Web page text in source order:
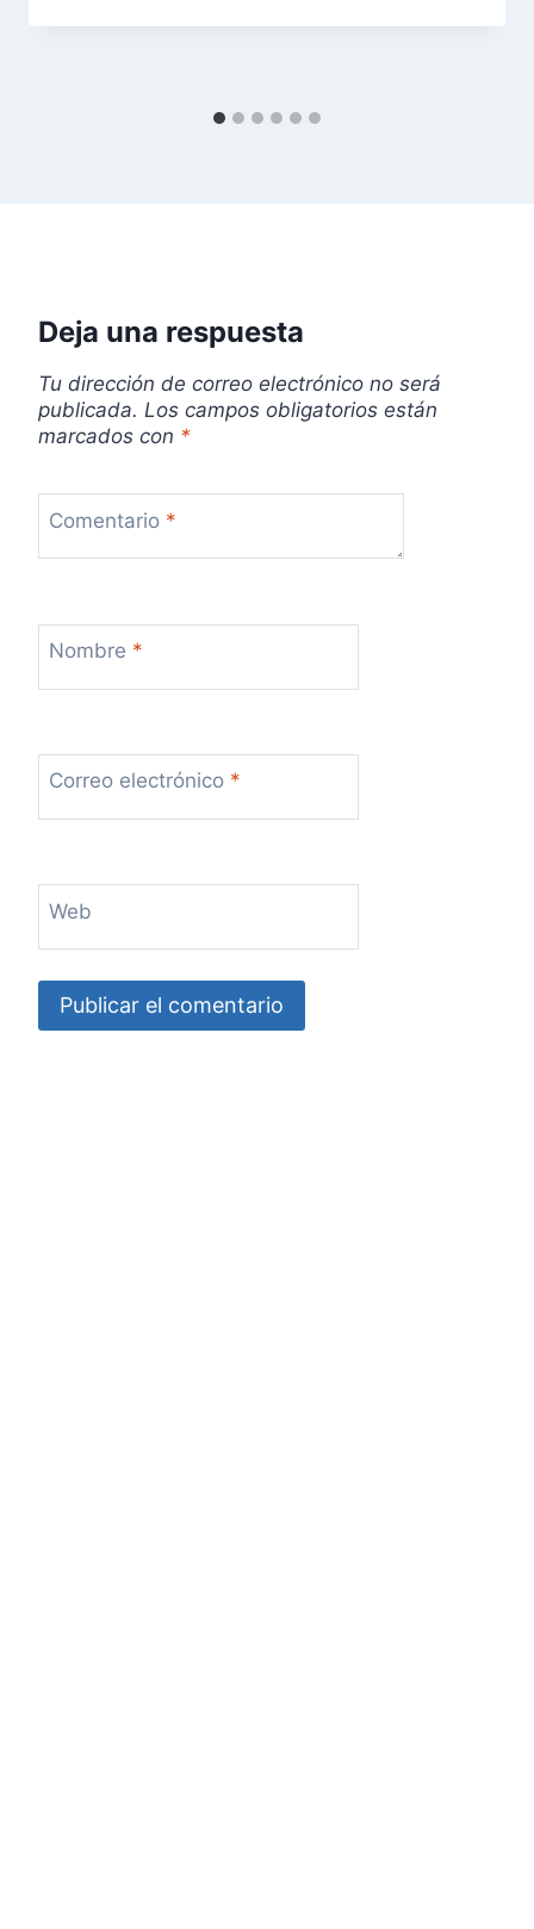
d
a
s
Deja una respuesta
Tu dirección de correo electrónico no será
publicada. Los campos obligatorios están
marcados con *
Comentario *
Nombre *
Correo electrónico *
Web